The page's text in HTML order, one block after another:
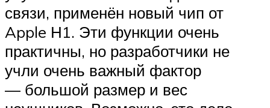
связи, применён новый чип от
Apple Н1. Эти функции очень
практичны, но разработчики не
учли очень важный фактор
— большой размер и вес